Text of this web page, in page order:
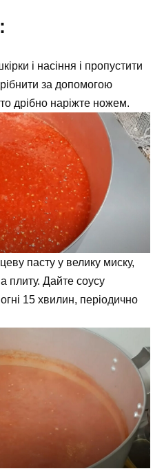
і насіння і пропустити
за допомогою
дрібно наріжте ножем.
пасту у велику миску,
плиту. Дайте соусу
15 хвилин, періодично